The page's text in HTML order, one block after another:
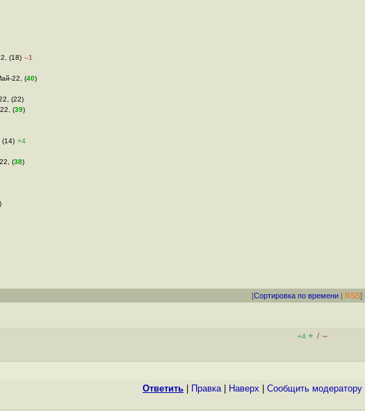
(18) –1
22, (40)
(22)
(39)
(14) +4
(38)
[Сортировка по времени | RSS]
+4 + / –
Ответить Правка| Наверх Cообщить модератору